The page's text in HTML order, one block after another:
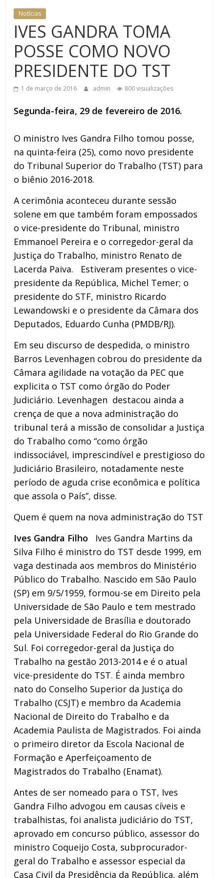
Notícias
IVES GANDRA TOMA
POSSE COMO NOVO
PRESIDENTE DO TST
1 de março de 2016 admin 800 visualizações
Segunda-feira, 29 de fevereiro de 2016.
O ministro Ives Gandra Filho tomou posse,
na quinta-feira (25), como novo presidente
do Tribunal Superior do Trabalho (TST) para
o biênio 2016-2018.
A cerimônia aconteceu durante sessão
solene em que também foram empossados
o vice-presidente do Tribunal, ministro
Emmanoel Pereira e o corregedor-geral da
Justiça do Trabalho, ministro Renato de
Lacerda Paiva. Estiveram presentes o vice-
presidente da República, Michel Temer; o
presidente do STF, ministro Ricardo
Lewandowski e o presidente da Câmara dos
Deputados, Eduardo Cunha (PMDB/RJ).
Em seu discurso de despedida, o ministro
Barros Levenhagen cobrou do presidente da
Câmara agilidade na votação da PEC que
explicita o TST como órgão do Poder
Judiciário. Levenhagen destacou ainda a
crença de que a nova administração do
tribunal terá a missão de consolidar a Justiça
do Trabalho como “como órgão
indissociável, imprescindível e prestigioso do
Judiciário Brasileiro, notadamente neste
período de aguda crise econômica e política
que assola o País”, disse.
Quem é quem na nova administração do TST
Ives Gandra Filho Ives Gandra Martins da
Silva Filho é ministro do TST desde 1999, em
vaga destinada aos membros do Ministério
Público do Trabalho. Nascido em São Paulo
(SP) em 9/5/1959, formou-se em Direito pela
Universidade de São Paulo e tem mestrado
pela Universidade de Brasília e doutorado
pela Universidade Federal do Rio Grande do
Sul. Foi corregedor-geral da Justiça do
Trabalho na gestão 2013-2014 e é o atual
vice-presidente do TST. É ainda membro
nato do Conselho Superior da Justiça do
Trabalho (CSJT) e membro da Academia
Nacional de Direito do Trabalho e da
Academia Paulista de Magistrados. Foi ainda
o primeiro diretor da Escola Nacional de
Formação e Aperfeiçoamento de
Magistrados do Trabalho (Enamat).
Antes de ser nomeado para o TST, Ives
Gandra Filho advogou em causas cíveis e
trabalhistas, foi analista judiciário do TST,
aprovado em concurso público, assessor do
ministro Coqueijo Costa, subprocurador-
geral do Trabalho e assessor especial da
Casa Civil da Presidência da República, além